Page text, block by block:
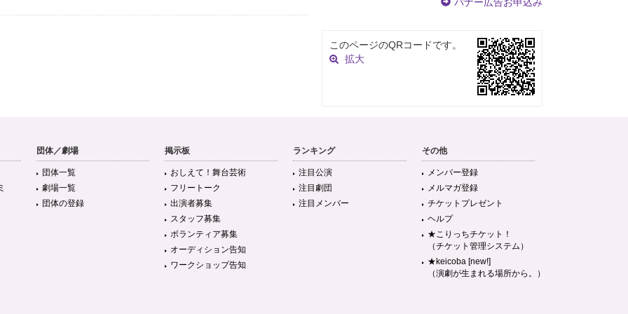
このページのQRコードです。
拡大
団体／劇場
団体一覧
劇場一覧
団体の登録
掲示板
おしえて！舞台芸術
フリートーク
出演者募集
スタッフ募集
ボランティア募集
オーディション告知
ワークショップ告知
ランキング
注目公演
注目劇団
注目メンバー
その他
メンバー登録
メルマガ登録
チケットプレゼント
ヘルプ
★こりっちチケット！
（チケット管理システム）
★keicoba [new!]
（演劇が生まれる場所から。）